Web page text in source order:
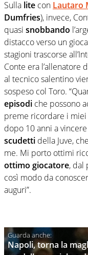
Sulla lite con Lautaro
Dumfries), invece,
quasi snobbando
distacco verso un
stagioni trascorse
Conte era l’allenatore
al tecnico salentino
sospeso col Toro.
episodi che possono
preme ricordare i miei
dopo 10 anni a
scudetti della Juve,
me. Mi porto ottimi
ottimo giocatore, dal
così modo da
auguri”.
Napoli, torna la